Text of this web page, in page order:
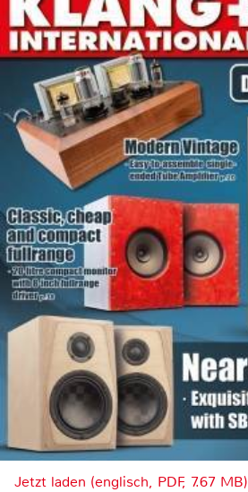
Jetzt laden (englisch, PDF, 7.67 MB)